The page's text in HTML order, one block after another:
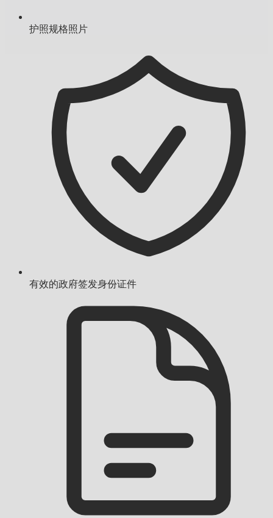
护照规格照片
有效的政府签发身份证件